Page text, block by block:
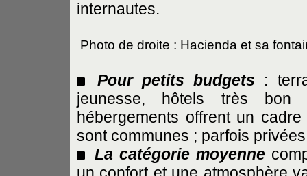
internautes.
Photo de droite : Hacienda et sa
Pour petits budgets :
jeunesse, hôtels très bon
hébergements offrent un
sont communes ; parfois
La catégorie moyenne